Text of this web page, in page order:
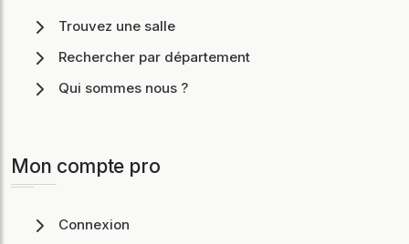
Trouvez une salle
Rechercher par département
Qui sommes nous ?
Mon compte pro
Connexion